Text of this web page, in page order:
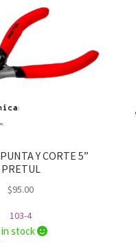
Y CORTE 5”
PRETUL
$95.00
103-4
in stock